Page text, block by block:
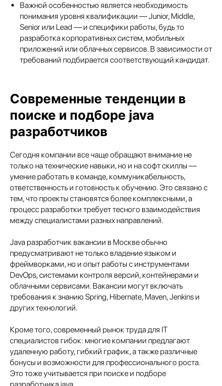
Важной особенностью является необходимость
понимания уровня квалификации — Junior, Middle,
Senior или Lead — и специфики работы, будь то
разработка корпоративных систем, мобильных
приложений или облачных сервисов. В зависимости от
требований подбирается соответствующий кандидат.
Современные тенденции в
поиске и подборе java
разработчиков
Сегодня компании все чаще обращают внимание не
только на технические навыки, но и на софт скиллы —
умение работать в команде, коммуникабельность,
ответственность и готовность к обучению. Это связано с
тем, что проекты становятся более комплексными, а
процесс разработки требует тесного взаимодействия
между специалистами разных направлений.
Java разработчик вакансии в Москве обычно
предусматривают не только владение языком и
фреймворками, но и опыт работы с инструментами
DevOps, системами контроля версий, контейнерами и
облачными сервисами. Вакансии могут включать
требования к знанию Spring, Hibernate, Maven, Jenkins и
других технологий.
Кроме того, современный рынок труда для IT
специалистов гибок: многие компании предлагают
удаленную работу, гибкий график, а также различные
бонусы и возможности для профессионального роста.
Это тоже учитывается при поиске и подборе